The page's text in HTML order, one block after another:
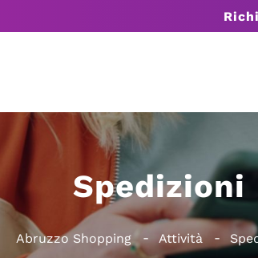
Spedizioni
Abruzzo Shopping Attività